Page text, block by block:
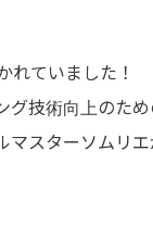
れていました！
グ技術向上のた
マスターソムリ